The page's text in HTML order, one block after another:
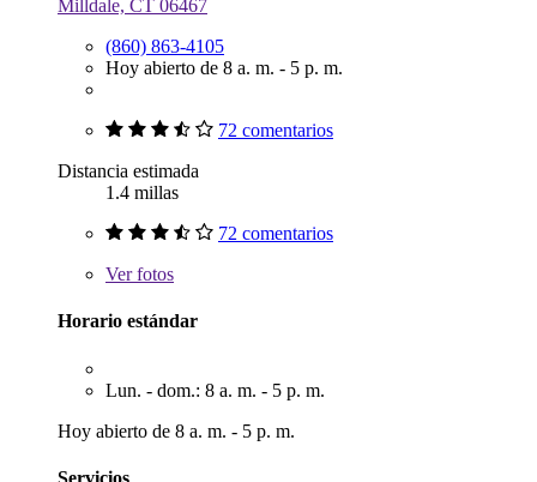
Milldale, CT 06467
(860) 863-4105
Hoy abierto de 8 a. m. - 5 p. m.
72 comentarios
Distancia estimada
1.4 millas
72 comentarios
Verfotos
Horario estándar
Lun. - dom.: 8 a. m. - 5 p. m.
Hoy abierto de 8 a. m. - 5 p. m.
Servicios